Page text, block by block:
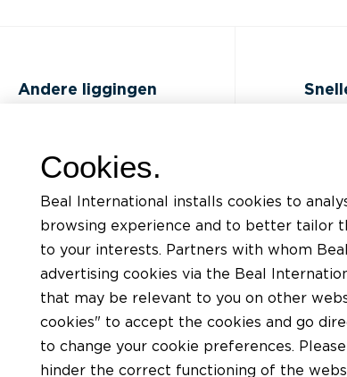
Andere liggingen
Contact
Privacybeleid
Gebruiksvoorwaarden van BEAL
Cookies charter
Een
Cookies.
Beal International installs cookies to
browsing experience and to better tailor
to your interests. Partners with whom
advertising cookies via the Beal
that may be relevant to you on other
cookies" to accept the cookies and go
to change your cookie preferences.
hinder the correct functioning of the